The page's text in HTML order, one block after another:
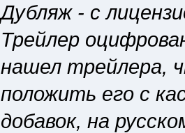
Дубляж - с
Трейлер
нашел трейлера,
положить его с
добавок, на